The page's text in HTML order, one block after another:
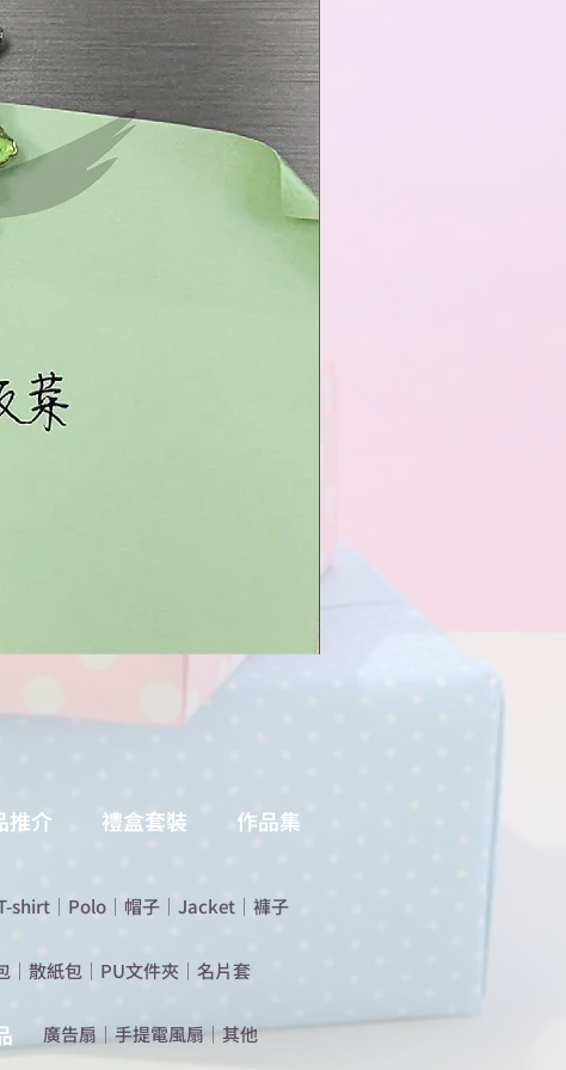
推介 禮盒套裝 作品集
shirt ｜ Polo ｜ 帽子 ｜ Jacket ｜ 褲子
｜ 散紙包 ｜ PU文件夾 ｜ 名片套
​廣告扇 ｜ 手提電風扇 ｜ 其他